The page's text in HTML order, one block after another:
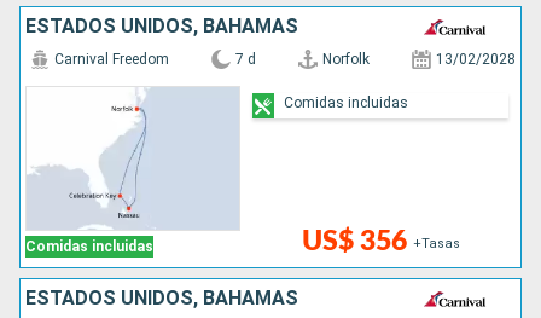
ESTADOS UNIDOS, BAHAMAS
Comidas incluidas
Carnival Freedom 7 d Norfolk 13/02/2028
US$ 356 +Tasas
Comidas incluidas
ESTADOS UNIDOS, BAHAMAS